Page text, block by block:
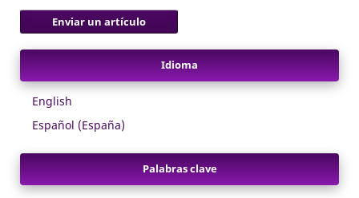
Enviar un artículo
Idioma
English
Español (España)
Palabras clave